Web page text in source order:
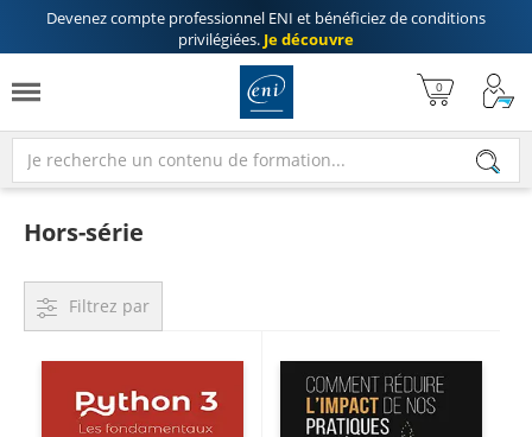
Devenez compte professionnel ENI et bénéficiez deconditions
privilégiées. Je découvre
Hors-série
Filtrez par